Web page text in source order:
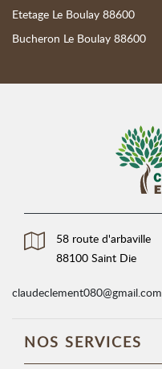
Etetage Le Boulay 88600
Bucheron Le Boulay 88600
58 route d'arbaville
88100 Saint Die
claudeclement080@gmail.com
NOS SERVICES